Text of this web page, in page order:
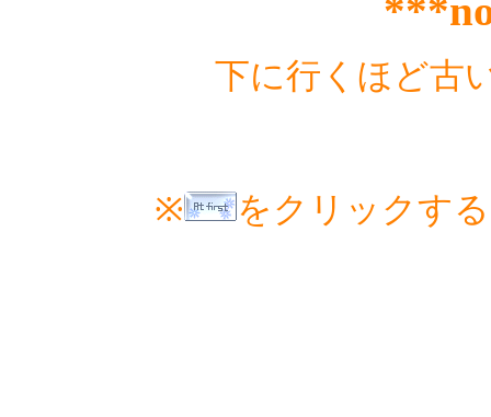
下に行くほど古
※ をクリックす